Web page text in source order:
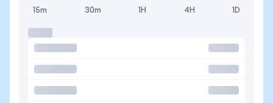
15m 30m 1H 4H 1D